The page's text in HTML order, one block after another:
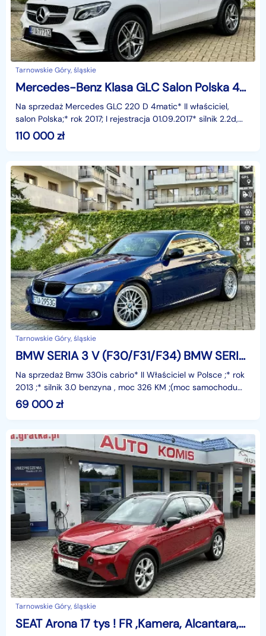
Tarnowskie Góry, śląskie
Mercedes-Benz Klasa GLC Salon Polska 4Matic AMG
Na sprzedaż Mercedes GLC 220 D 4matic* II właściciel,
salon Polska;* rok 2017; I rejestracja 01.09.2017* silnik 2.2d,
moc 170 KM;* przebieg samochodu 115.000
110 000zł
Tarnowskie Góry, śląskie
BMW SERIA 3 V (F30/F31/F34) BMW SERIA 3 330is Cabrio
Na sprzedaż Bmw 330is cabrio* II Właściciel w Polsce ;* rok
2013 ;* silnik 3.0 benzyna , moc 326 KM ;(moc samochodu
podniesiona do 380 HP)* przebieg 157 000 km
69 000zł
Tarnowskie Góry, śląskie
SEAT Arona 17 tys ! FR ,Kamera, Alcantara,Full LED